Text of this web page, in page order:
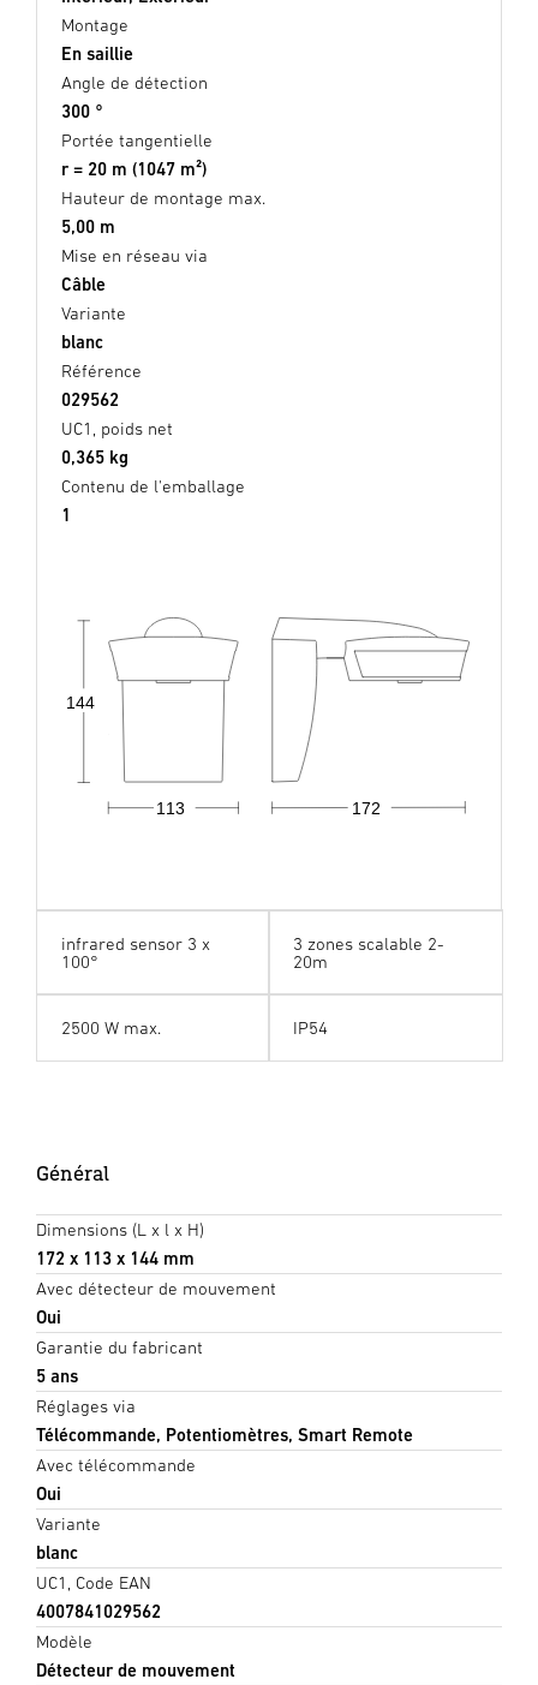
Montage
En saillie
Angle de détection
300 °
Portée tangentielle
r = 20 m (1047 m²)
Hauteur de montage max.
5,00 m
Mise en réseau via
Câble
Variante
blanc
Référence
029562
UC1, poids net
0,365 kg
Contenu de l'emballage
1
172
113
144
infrared sensor 3 x
100°
3 zones scalable 2-
20m
2500 W max. IP54
Général
Dimensions (L x l x H)
172 x 113 x 144 mm
Avec détecteur de mouvement
Oui
Garantie du fabricant
5 ans
Réglages via
Télécommande, Potentiomètres, Smart Remote
Avec télécommande
Oui
Variante
blanc
UC1, Code EAN
4007841029562
Modèle
Détecteur de mouvement